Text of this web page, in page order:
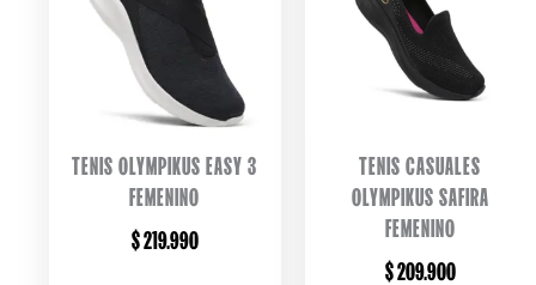
TENIS OLYMPIKUS EASY 3
FEMENINO
$219.990
TENIS CASUALES
OLYMPIKUS SAFIRA
FEMENINO
$209.900